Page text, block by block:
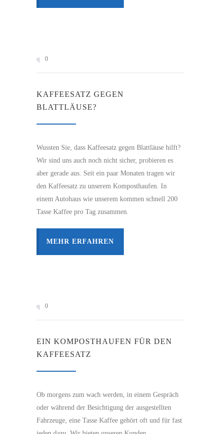
0
KAFFEESATZ GEGEN
BLATTLÄUSE?
Wussten Sie, dass Kaffeesatz gegen Blattläuse hilft?
Wir sind uns auch noch nicht sicher, probieren es
aber gerade aus. Seit ein paar Monaten tragen wir
den Kaffeesatz zu unserem Komposthaufen. In
einem Autohaus wie unserem kommen schnell 200
Tasse Kaffee pro Tag zusammen.
MEHR ERFAHREN
0
EIN KOMPOSTHAUFEN FÜR DEN
KAFFEESATZ
Ob morgens zum wach werden, in einem Gespräch
oder während der Besichtigung der ausgestellten
Fahrzeuge, eine Tasse Kaffee gehört oft und für fast